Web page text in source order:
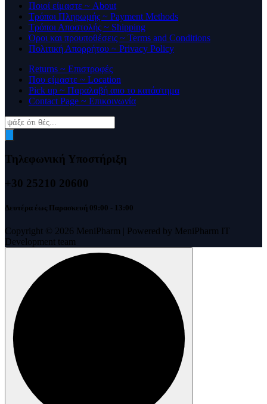
Ποιοί είμαστε ~ About
Τρόποι Πληρωμής ~ Payment Methods
Τρόποι Αποστολής ~ Shipping
Όροι και προυποθέσεις ~ Terms and Conditions
Πολιτική Απορρήτου ~ Privacy Policy
Returns ~ Επιστροφές
Που είμαστε ~ Location
Pick up ~ Παραλαβή απο το κατάστημα
Contact Page ~ Επικοινωνία
Products
search
Τηλεφωνική Υποστήριξη
+30 25210 20600
Δευτέρα έως Παρασκευή 09:00 - 13:00
Copyright © 2026 MeniPharm | Powered by MeniPharm IT
Development team